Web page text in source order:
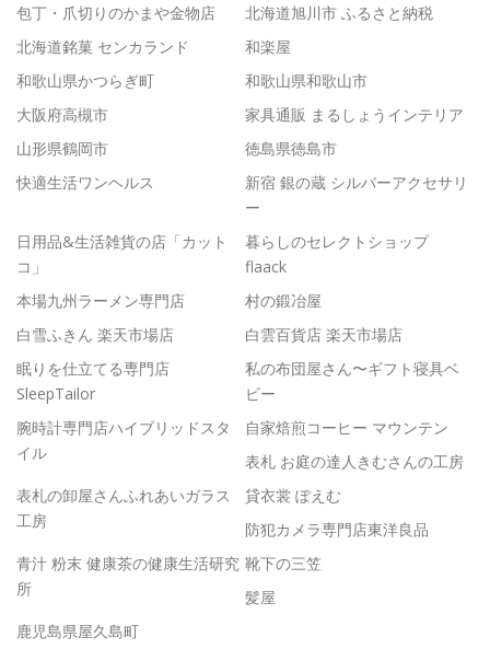
包丁・爪切りのかまや金物店
北海道旭川市 ふるさと納税
北海道銘菓 センカランド
和楽屋
和歌山県かつらぎ町
和歌山県和歌山市
大阪府高槻市
家具通販 まるしょうインテリア
山形県鶴岡市
徳島県徳島市
快適生活ワンヘルス
新宿 銀の蔵 シルバーアクセサリ
ー
日用品&生活雑貨の店「カット
コ」
暮らしのセレクトショップ
flaack
本場九州ラーメン専門店
村の鍛冶屋
白雪ふきん 楽天市場店
白雲百貨店 楽天市場店
眠りを仕立てる専門店
SleepTailor
私の布団屋さん〜ギフト寝具ベ
ビー
腕時計専門店ハイブリッドスタ
イル
自家焙煎コーヒー マウンテン
表札 お庭の達人きむさんの工房
表札の卸屋さんふれあいガラス
工房
貸衣裳 ぽえむ
防犯カメラ専門店東洋良品
青汁 粉末 健康茶の健康生活研究
所
靴下の三笠
髪屋
鹿児島県屋久島町